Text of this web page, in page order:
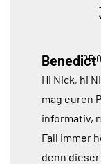
Benedict
Hi Nick, hi
mag euren
informativ,
Fall immer
denn